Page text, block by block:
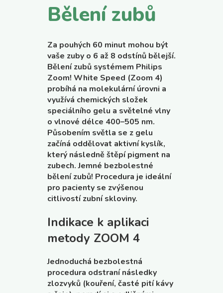
Bělení zubů
Za pouhých 60 minut mohou být
vaše zuby o 6 až 8 odstínů bělejší.
Bělení zubů systémem Philips
Zoom! White Speed (Zoom 4)
probíhá na molekulární úrovni a
využívá chemických složek
speciálního gelu a světelné vlny
o vlnové délce 400–505 nm.
Působením světla se z gelu
začíná oddělovat aktivní kyslík,
který následně štěpí pigment na
zubech. Jemné bezbolestné
bělení zubů! Procedura je ideální
pro pacienty se zvýšenou
citlivostí zubní skloviny.
Indikace k aplikaci
metody ZOOM 4
Jednoduchá bezbolestná
procedura odstraní následky
zlozvyků (kouření, časté pití kávy